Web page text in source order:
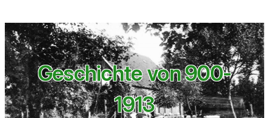
Geschichte von 900-
1913